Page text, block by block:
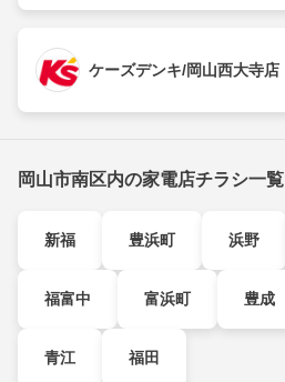
ケーズデンキ/岡山西大寺店
岡山市南区内の家電店チラシ一覧
新福 豊浜町 浜野
福富中 富浜町 豊成
青江 福田